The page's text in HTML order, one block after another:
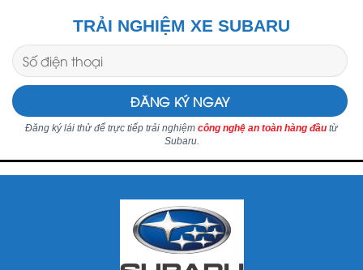
TRẢI NGHIỆM XE SUBARU
Đăng ký lái thử để trực tiếp trải nghiệm công nghệ an toàn hàng đầu từ
Subaru.